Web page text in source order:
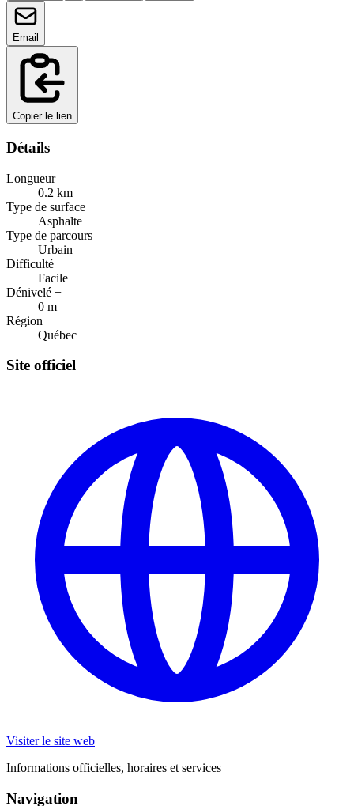
Email
Copier le lien
Détails
Longueur
0.2 km
Type de surface
Asphalte
Type de parcours
Urbain
Difficulté
Facile
Dénivelé +
0 m
Région
Québec
Site officiel
Visiter le site web
Informations officielles, horaires et services
Navigation